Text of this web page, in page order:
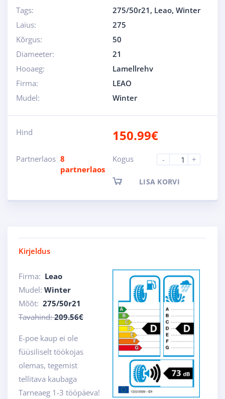
Tags:
275/50r21 , Leao, Winter
Laius:
275
Kõrgus:
50
Diameeter:
21
Hooaeg:
Lamellrehv
Firma:
LEAO
Mudel:
Winter
Hind 150.99€
Partnerlaos 8
partnerlaos
Kogus - +
LISA KORVI
Kirjeldus
Firma: Leao
Mudel: Winter
Mõõt: 275/50r21
Tavahind:209.56€
E-poe kaup ei ole
füüsiliselt töökojas
olemas, tegemist
tellitava kaubaga
Tarneaeg 1-3 tööpäeva!